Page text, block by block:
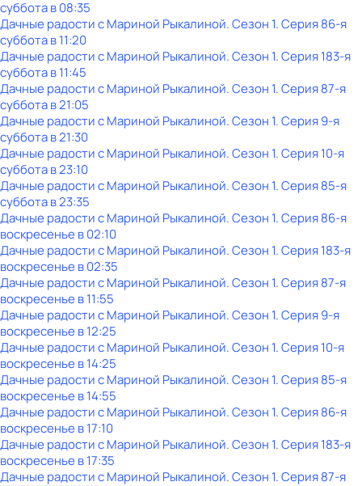
субботав08:35
Дачные радости с Мариной Рыкалиной. Сезон 1. Серия 86-я
субботав11:20
Дачные радости с Мариной Рыкалиной. Сезон 1. Серия 183-я
субботав11:45
Дачные радости с Мариной Рыкалиной. Сезон 1. Серия 87-я
субботав21:05
Дачные радости с Мариной Рыкалиной. Сезон 1. Серия 9-я
субботав21:30
Дачные радости с Мариной Рыкалиной. Сезон 1. Серия 10-я
субботав23:10
Дачные радости с Мариной Рыкалиной. Сезон 1. Серия 85-я
субботав23:35
Дачные радости с Мариной Рыкалиной. Сезон 1. Серия 86-я
воскресенье в02:10
Дачные радости с Мариной Рыкалиной. Сезон 1. Серия 183-я
воскресенье в02:35
Дачные радости с Мариной Рыкалиной. Сезон 1. Серия 87-я
воскресенье в11:55
Дачные радости с Мариной Рыкалиной. Сезон 1. Серия 9-я
воскресенье в12:25
Дачные радости с Мариной Рыкалиной. Сезон 1. Серия 10-я
воскресенье в14:25
Дачные радости с Мариной Рыкалиной. Сезон 1. Серия 85-я
воскресенье в14:55
Дачные радости с Мариной Рыкалиной. Сезон 1. Серия 86-я
воскресенье в17:10
Дачные радости с Мариной Рыкалиной. Сезон 1. Серия 183-я
воскресенье в17:35
Дачные радости с Мариной Рыкалиной. Сезон 1. Серия 87-я